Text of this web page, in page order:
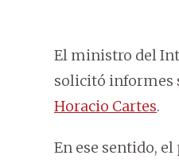
El ministro del
solicitó informes
Horacio Cartes.
En ese sentido,